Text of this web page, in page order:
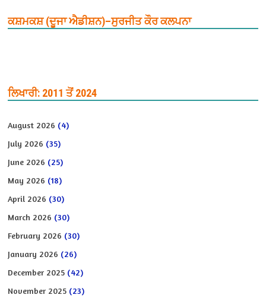
ਕਸ਼ਮਕਸ਼ (ਦੂਜਾ ਐਡੀਸ਼ਨ)–ਸੁਰਜੀਤ ਕੌਰ ਕਲਪਨਾ
ਲਿਖਾਰੀ: 2011 ਤੋਂ 2024
August 2026 (4)
July 2026 (35)
June 2026 (25)
May 2026 (18)
April 2026 (30)
March 2026 (30)
February 2026 (30)
January 2026 (26)
December 2025 (42)
November 2025 (23)